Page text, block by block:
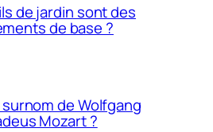
de jardin sont des
de base ?
de Wolfgang
Mozart ?